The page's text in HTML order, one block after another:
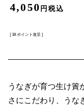
4,050 税込
[ 38 ポイント進呈 ]
うなぎが育つ生け簀
さにこだわり、うな